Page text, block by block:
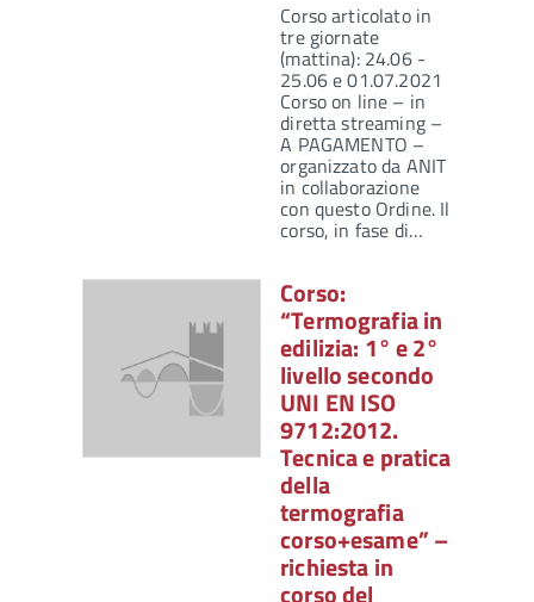
Corso articolato in
tre giornate
(mattina): 24.06 -
25.06 e 01.07.2021
Corso on line – in
diretta streaming –
A PAGAMENTO –
organizzato da ANIT
in collaborazione
con questo Ordine. Il
corso, in fase di…
Corso:
“Termografia in
edilizia: 1° e 2°
livello secondo
UNI EN ISO
9712:2012.
Tecnica e pratica
della
termografia
corso+esame” –
richiesta in
corso del